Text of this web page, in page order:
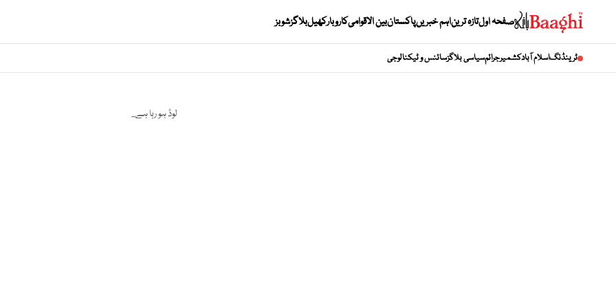
صفحہ اولتازہ تریناہم خبریںپاکستانبین الاقوامیکاروبارکھیلبلاگزشوبز
ٹرینڈنگاسلام آبادکشمیرجرائمسیاسی بلاگزسائنس و ٹیکنالوجی
لوڈ ہو رہا ہے...